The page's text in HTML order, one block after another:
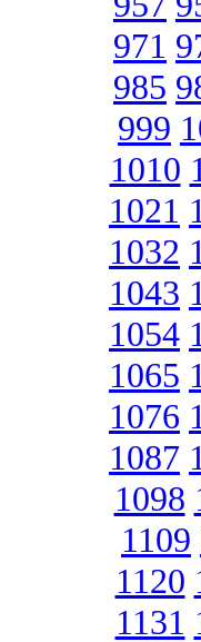
971
985
999
1010
1021
1032
1043
1054
1065
1076
1087
1098
1109
1120
1131